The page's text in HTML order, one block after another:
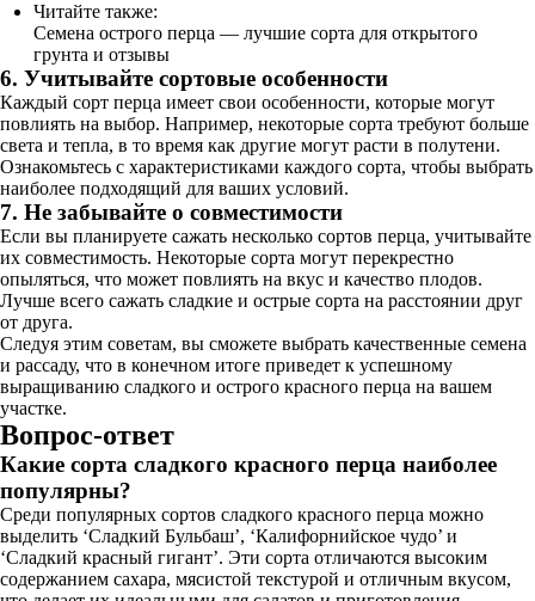
Читайте также:
Семена острого перца — лучшие сорта для открытого
грунта и отзывы
6. Учитывайте сортовые особенности
Каждый сорт перца имеет свои особенности, которые могут
повлиять на выбор. Например, некоторые сорта требуют больше
света и тепла, в то время как другие могут расти в полутени.
Ознакомьтесь с характеристиками каждого сорта, чтобы выбрать
наиболее подходящий для ваших условий.
7. Не забывайте о совместимости
Если вы планируете сажать несколько сортов перца, учитывайте
их совместимость. Некоторые сорта могут перекрестно
опыляться, что может повлиять на вкус и качество плодов.
Лучше всего сажать сладкие и острые сорта на расстоянии друг
от друга.
Следуя этим советам, вы сможете выбрать качественные семена
и рассаду, что в конечном итоге приведет к успешному
выращиванию сладкого и острого красного перца на вашем
участке.
Вопрос-ответ
Какие сорта сладкого красного перца наиболее
популярны?
Среди популярных сортов сладкого красного перца можно
выделить ‘Сладкий Бульбаш’, ‘Калифорнийское чудо’ и
‘Сладкий красный гигант’. Эти сорта отличаются высоким
содержанием сахара, мясистой текстурой и отличным вкусом,